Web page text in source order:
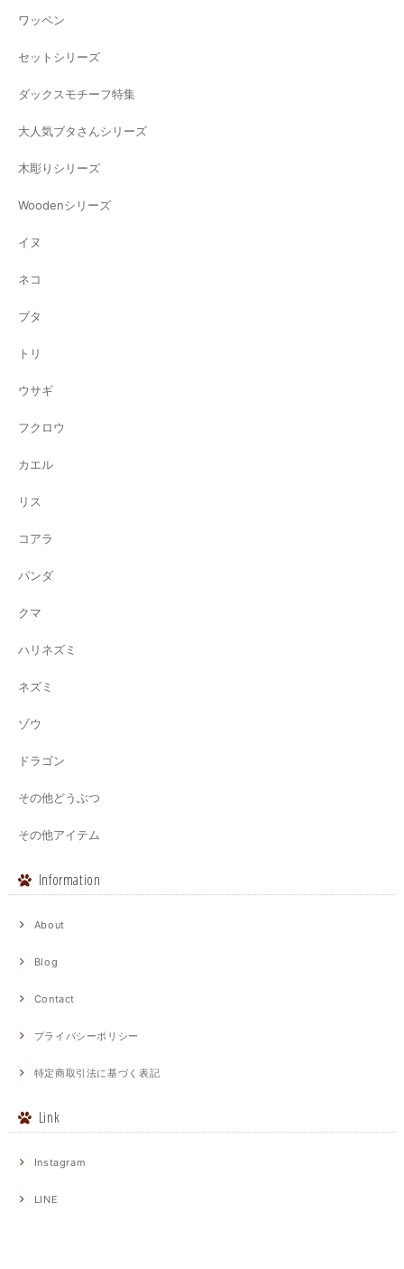
ワッペン
セットシリーズ
ダックスモチーフ特集
大人気ブタさんシリーズ
木彫りシリーズ
Woodenシリーズ
イヌ
ネコ
ブタ
トリ
ウサギ
フクロウ
カエル
リス
コアラ
パンダ
クマ
ハリネズミ
ネズミ
ゾウ
ドラゴン
その他どうぶつ
その他アイテム
Information
About
Blog
Contact
プライバシーポリシー
特定商取引法に基づく表記
Link
Instagram
LINE